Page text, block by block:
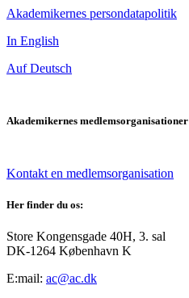
Akademikernes persondatapolitik
In English
Auf Deutsch
Akademikernes medlemsorganisationer
Kontakt en medlemsorganisation
Her finder du os:
Store Kongensgade 40H, 3. sal
DK-1264 København K
E:mail: ac@ac.dk